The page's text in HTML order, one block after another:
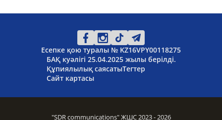
Есепке қою туралы № KZ16VPY00118275
БАҚ куәлігі 25.04.2025 жылы берілді.
Құпиялылық саясатыТегтер
Сайт картасы
"SDR communications" ЖШС 2023 - 2026